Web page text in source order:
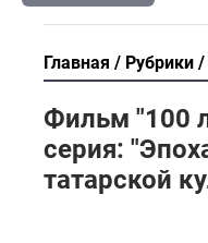
Главная Рубрики
Фильм "100
серия:
татарской